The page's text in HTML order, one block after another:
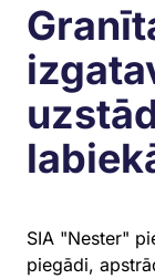
SIA "Nester"
piegādi,